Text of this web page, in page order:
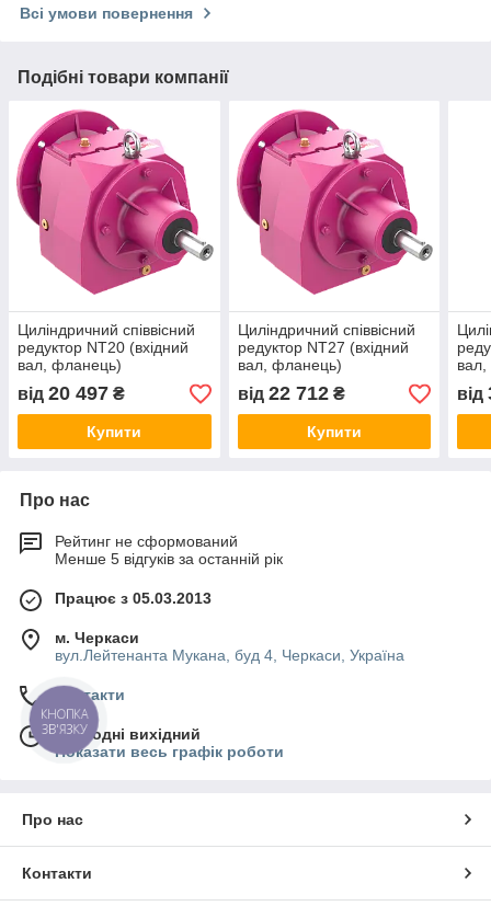
Всі умови повернення
Подібні товари компанії
Циліндричний співвісний
редуктор NT20 (вхідний
вал, фланець)
від 20 497 ₴
Купити
Циліндричний співвісний
редуктор NT27 (вхідний
вал, фланець)
від 22 712₴
Купити
від
Про нас
Рейтинг не сформований
Менше 5 відгуків за останній рік
Працює з 05.03.2013
м. Черкаси
вул.Лейтенанта Мукана, буд 4, Черкаси, Україна
Контакти
Сьогодні вихідний
Показати весь графік роботи
Про нас
Контакти
КНОПКА
ЗВ'ЯЗКУ